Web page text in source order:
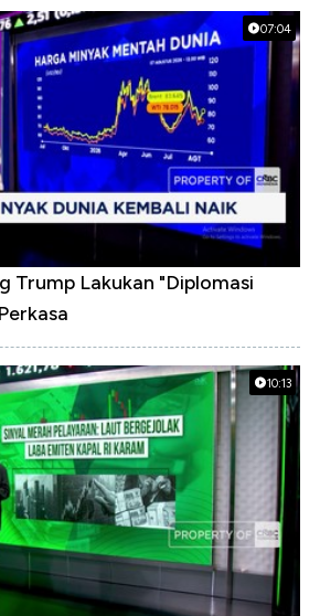
07:04
Trump Lakukan "Diplomasi
10:13